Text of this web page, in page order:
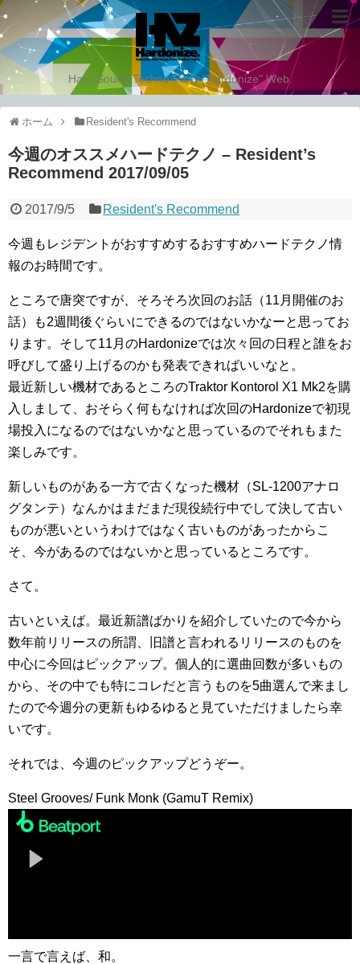
Hard Sound Techno Party "Hardonize" Web.
ホーム Resident's Recommend
今週のオススメハードテクノ – Resident’s
Recommend 2017/09/05
2017/9/5 Resident's Recommend
今週もレジデントがおすすめするおすすめハードテクノ情
報のお時間です。
ところで唐突ですが、そろそろ次回のお話（11月開催のお
話）も2週間後ぐらいにできるのではないかなーと思ってお
ります。そして11月のHardonizeでは次々回の日程と誰をお
呼びして盛り上げるのかも発表できればいいなと。
最近新しい機材であるところのTraktor Kontorol X1 Mk2を購
入しまして、おそらく何もなければ次回のHardonizeで初現
場投入になるのではないかなと思っているのでそれもまた
楽しみです。
新しいものがある一方で古くなった機材（SL-1200アナロ
グタンテ）なんかはまだまだ現役続行中でして決して古い
ものが悪いというわけではなく古いものがあったからこ
そ、今があるのではないかと思っているところです。
さて。
古いといえば。最近新譜ばかりを紹介していたので今から
数年前リリースの所謂、旧譜と言われるリリースのものを
中心に今回はピックアップ。個人的に選曲回数が多いもの
から、その中でも特にコレだと言うものを5曲選んで来まし
たので今週分の更新もゆるゆると見ていただけましたら幸
いです。
それでは、今週のピックアップどうぞー。
Steel Grooves/ Funk Monk (GamuT Remix)
一言で言えば、和。